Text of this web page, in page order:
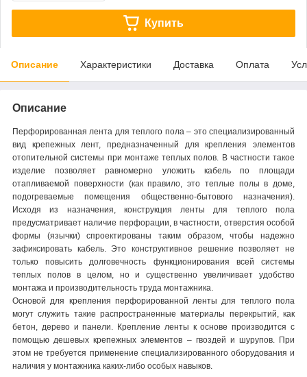
Купить
Описание Характеристики Доставка Оплата
Описание
Перфорированная лента для теплого пола – это специализированный
вид крепежных лент, предназначенный для крепления элементов
отопительной системы при монтаже теплых полов. В частности такое
изделие позволяет равномерно уложить кабель по площади
отапливаемой поверхности (как правило, это теплые полы в доме,
подогреваемые помещения общественно-бытового назначения).
Исходя из назначения, конструкция ленты для теплого пола
предусматривает наличие перфорации, в частности, отверстия особой
формы (язычки) спроектированы таким образом, чтобы надежно
зафиксировать кабель. Это конструктивное решение позволяет не
только повысить долговечность функционирования всей системы
теплых полов в целом, но и существенно увеличивает удобство
монтажа и производительность труда монтажника.
Основой для крепления перфорированной ленты для теплого пола
могут служить такие распространенные материалы перекрытий, как
бетон, дерево и панели. Крепление ленты к основе производится с
помощью дешевых крепежных элементов – гвоздей и шурупов. При
этом не требуется применение специализированного оборудования и
наличия у монтажника каких-либо особых навыков.